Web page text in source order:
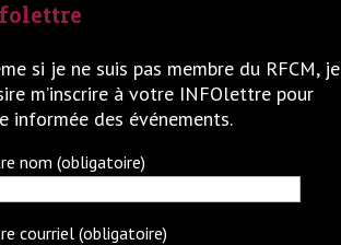
si je ne suis pas membre du RFCM, je
m’inscrire à votre INFOlettre pour
informée des événements.
nom (obligatoire)
courriel (obligatoire)